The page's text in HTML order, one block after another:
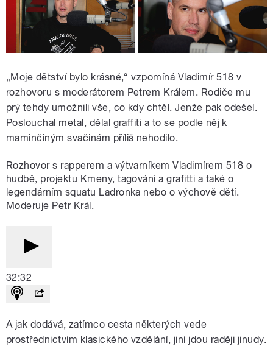
„Moje dětství bylo krásné,“ vzpomíná Vladimír 518 v
rozhovoru s moderátorem Petrem Králem. Rodiče mu
prý tehdy umožnili vše, co kdy chtěl. Jenže pak odešel.
Poslouchal metal, dělal graffiti a to se podle něj k
maminčiným svačinám příliš nehodilo.
Rozhovor s rapperem a výtvarníkem Vladimírem 518 o
hudbě, projektu Kmeny, tagování a grafitti a také o
legendárním squatu Ladronka nebo o výchově dětí.
Moderuje Petr Král.
32:32
A jak dodává, zatímco cesta některých vede
prostřednictvím klasického vzdělání, jiní jdou raději jinudy.